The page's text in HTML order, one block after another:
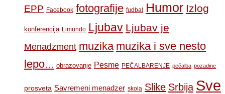
EPP Facebook fotografije fudbal Humor Izlog
konferencija Limundo Ljubav Ljubav je
Menadzment muzika muzika i sve nesto
lepo... obrazovanje Pesme PEČALBARENJE pečalba pozadine
prosveta Savremeni menadzer skola Slike Srbija Sve